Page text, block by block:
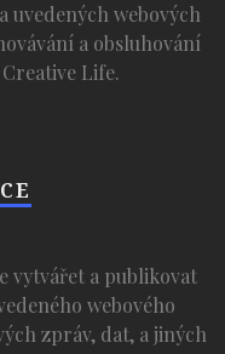
uvedených webových
a obsluhování
Life.
vytvářet a publikovat
webového
zpráv, dat, a jiných